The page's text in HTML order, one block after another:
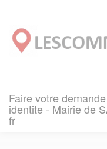
Faire votre
identite - Mairie de
fr